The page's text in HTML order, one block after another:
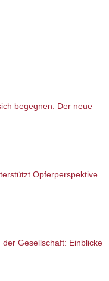
begegnen: Der neue
Opferperspektive
Gesellschaft: Einblicke